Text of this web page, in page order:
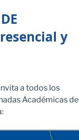
y
a todos los
Académicas de